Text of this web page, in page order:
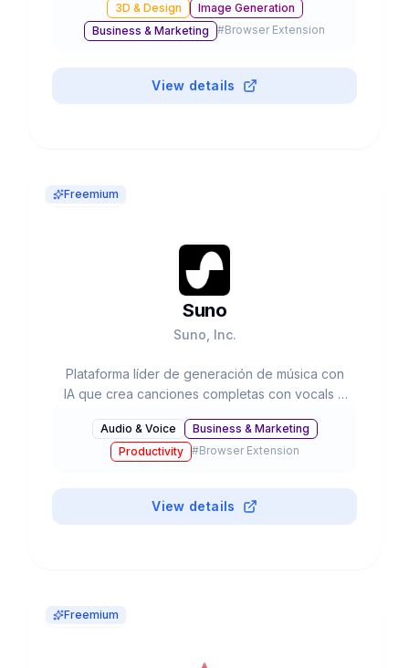
edición, inpainting y resolución hasta 4K,
integrado en ChatGPT y disponible vía API.
3D & Design
Image Generation
Business & Marketing
#Browser Extension
View details
Freemium
Suno
Suno, Inc.
Plataforma líder de generación de música con
IA que crea canciones completas con vocals e
Valorada en $2.45B con 12M+ usuarios.
Audio & Voice
Business & Marketing
Productivity #Browser Extension
View details
Freemium